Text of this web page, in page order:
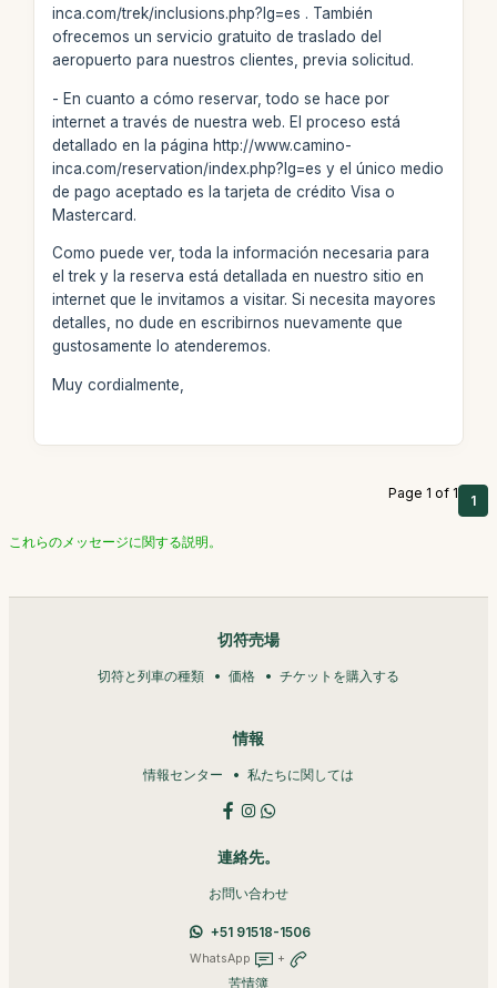
inca.com/trek/inclusions.php?lg=es . También
ofrecemos un servicio gratuito de traslado del
aeropuerto para nuestros clientes, previa solicitud.
- En cuanto a cómo reservar, todo se hace por
internet a través de nuestra web. El proceso está
detallado en la página http://www.camino-
inca.com/reservation/index.php?lg=es y el único medio
de pago aceptado es la tarjeta de crédito Visa o
Mastercard.
Como puede ver, toda la información necesaria para
el trek y la reserva está detallada en nuestro sitio en
internet que le invitamos a visitar. Si necesita mayores
detalles, no dude en escribirnos nuevamente que
gustosamente lo atenderemos.
Muy cordialmente,
Page 1 of 1 1
これらのメッセージに関する説明。
切符売場
切符と列車の種類 価格 チケットを購入する
情報
情報センター 私たちに関しては
連絡先。
お問い合わせ
+51 91518-1506
WhatsApp +
苦情簿